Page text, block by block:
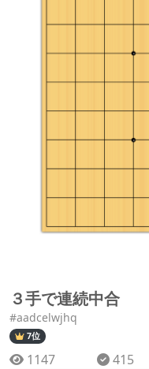
３手で連続中合
#aadcelwjhq
7位
1147 415